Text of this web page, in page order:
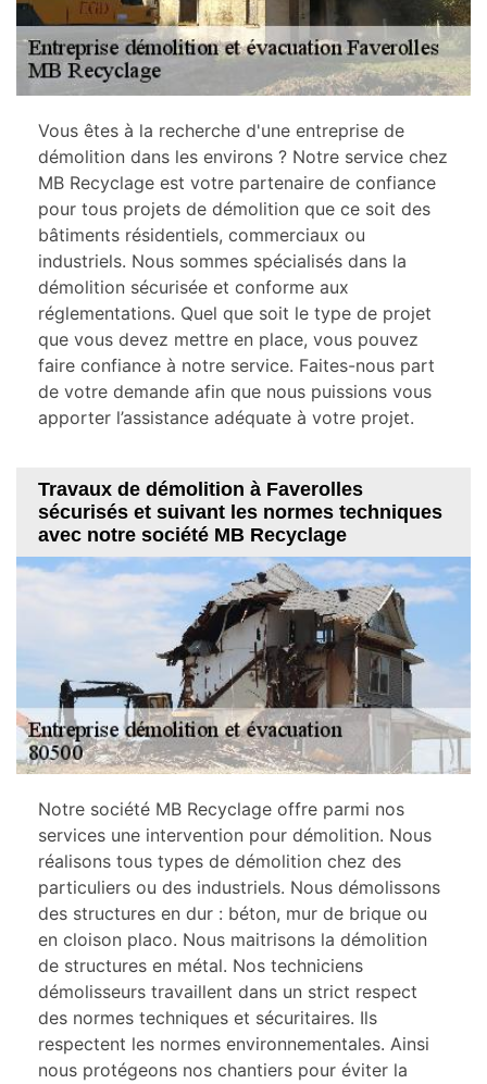
Vous êtes à la recherche d'une entreprise de
démolition dans les environs ? Notre service chez
MB Recyclage est votre partenaire de confiance
pour tous projets de démolition que ce soit des
bâtiments résidentiels, commerciaux ou
industriels. Nous sommes spécialisés dans la
démolition sécurisée et conforme aux
réglementations. Quel que soit le type de projet
que vous devez mettre en place, vous pouvez
faire confiance à notre service. Faites-nous part
de votre demande afin que nous puissions vous
apporter l’assistance adéquate à votre projet.
Travaux de démolition à Faverolles
sécurisés et suivant les normes techniques
avec notre société MB Recyclage
Notre société MB Recyclage offre parmi nos
services une intervention pour démolition. Nous
réalisons tous types de démolition chez des
particuliers ou des industriels. Nous démolissons
des structures en dur : béton, mur de brique ou
en cloison placo. Nous maitrisons la démolition
de structures en métal. Nos techniciens
démolisseurs travaillent dans un strict respect
des normes techniques et sécuritaires. Ils
respectent les normes environnementales. Ainsi
nous protégeons nos chantiers pour éviter la